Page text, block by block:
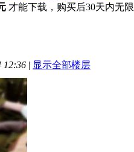
才能下载，购买后30天内无
12:36 | 显示全部楼层